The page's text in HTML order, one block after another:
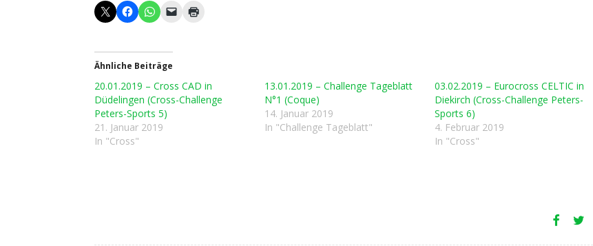
Ähnliche Beiträge
20.01.2019 – Cross CAD in
Düdelingen (Cross-Challenge
Peters-Sports 5)
21. Januar 2019
In "Cross"
13.01.2019 – Challenge Tageblatt
N°1 (Coque)
14. Januar 2019
In "Challenge Tageblatt"
03.02.2019 – Eurocross CELTIC in
Diekirch (Cross-Challenge Peters-
Sports 6)
4. Februar 2019
In "Cross"